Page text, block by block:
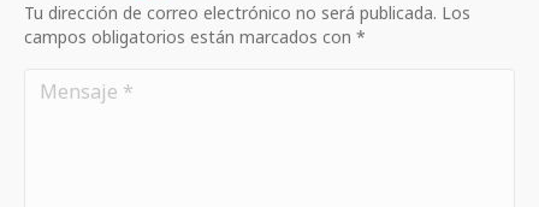
Tu dirección de correo electrónico no será publicada. Los
campos obligatorios están marcados con *